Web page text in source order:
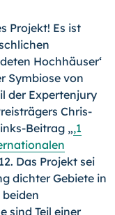
Projekt! Es ist
Hochhäuser‘
Symbiose von
der Exper­tenjury
Chris­
Beitrag „,1
Das Pro­jekt sei
dichter Gebiete in
sind Teil einer